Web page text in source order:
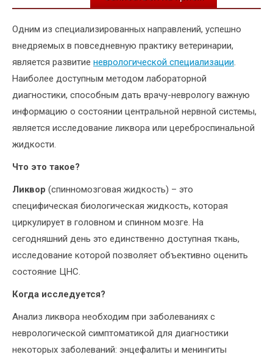
Одним из специализированных направлений, успешно
внедряемых в повседневную практику ветеринарии,
является развитие неврологической специализации.
Наиболее доступным методом лабораторной
диагностики, способным дать врачу-неврологу важную
информацию о состоянии центральной нервной системы,
является исследование ликвора или цереброспинальной
жидкости.
Что это такое?
Ликвор (спинномозговая жидкость) – это
специфическая биологическая жидкость, которая
циркулирует в головном и спинном мозге. На
сегодняшний день это единственно доступная ткань,
исследование которой позволяет объективно оценить
состояние ЦНС.
Когда исследуется?
Анализ ликвора необходим при заболеваниях с
неврологической симптоматикой для диагностики
некоторых заболеваний: энцефалиты и менингиты